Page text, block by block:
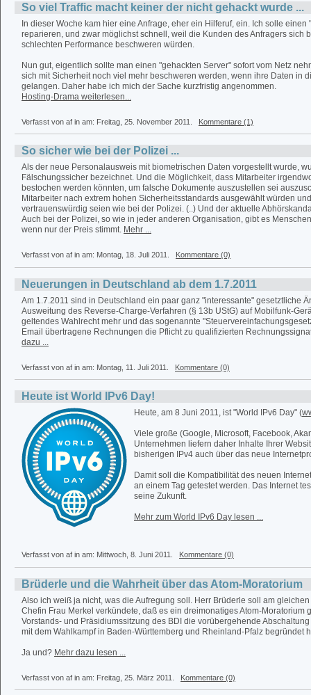
So viel Traffic macht keiner der nicht gehackt wurde ...
In dieser Woche kam hier eine Anfrage, eher ein Hilferuf, ein. Ich solle einen
reparieren, und zwar möglichst schnell, weil die Kunden des Anfragers sich
schlechten Performance beschweren würden.
Nun gut, eigentlich sollte man einen "gehackten Server" sofort vom Netz
sich mit Sicherheit noch viel mehr beschweren werden, wenn ihre Daten in
gelangen. Daher habe ich mich der Sache kurzfristig angenommen.
Hosting-Drama weiterlesen...
Verfasst von af in am: Freitag, 25. November 2011. Kommentare (1)
So sicher wie bei der Polizei ...
Als der neue Personalausweis mit biometrischen Daten vorgestellt wurde,
Fälschungssicher bezeichnet. Und die Möglichkeit, dass Mitarbeiter
bestochen werden könnten, um falsche Dokumente auszustellen sei
Mitarbeiter nach extrem hohen Sicherheitsstandards ausgewählt würden
vertrauenswürdig seien wie bei der Polizei. (..) Und der aktuelle
Auch bei der Polizei, so wie in jeder anderen Organisation, gibt es
wenn nur der Preis stimmt. Mehr ...
Verfasst von af in am: Montag, 18. Juli 2011. Kommentare (0)
Neuerungen in Deutschland ab dem 1.7.2011
Am 1.7.2011 sind in Deutschland ein paar ganz "interessante" gesetztliche
Ausweitung des Reverse-Charge-Verfahren (§ 13b UStG) auf Mobilfunk-
geltendes Wahlrecht mehr und das sogenannte
Email übertragene Rechnungen die Pflicht zu qualifizierten
dazu ...
Verfasst von af in am: Montag, 11. Juli 2011. Kommentare (0)
Heute ist World IPv6 Day!
Heute, am 8 Juni 2011, ist "World IPv6 Day" (
Viele große (Google, Microsoft, Facebook,
Unternehmen liefern daher Inhalte Ihrer
bisherigen IPv4 auch über das neue
Damit soll die Kompatibilität des neuen
an einem Tag getestet werden. Das Internet
seine Zukunft.
Mehr zum World IPv6 Day lesen ...
Verfasst von af in am: Mittwoch, 8. Juni 2011. Kommentare (0)
Brüderle und die Wahrheit über das Atom-Moratorium
Also ich weiß ja nicht, was die Aufregung soll. Herr Brüderle soll am
Chefin Frau Merkel verkündete, daß es ein dreimonatiges Atom-Moratorium
Vorstands- und Präsidiumssitzung des BDI die vorübergehende
mit dem Wahlkampf in Baden-Württemberg und Rheinland-Pfalz begründet
Ja und? Mehr dazu lesen ...
Verfasst von af in am: Freitag, 25. März 2011. Kommentare (0)